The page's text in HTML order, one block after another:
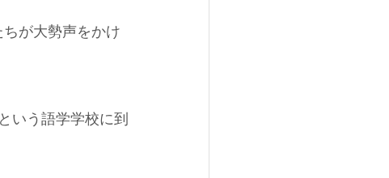
が大勢声をかけ
いう語学学校に到